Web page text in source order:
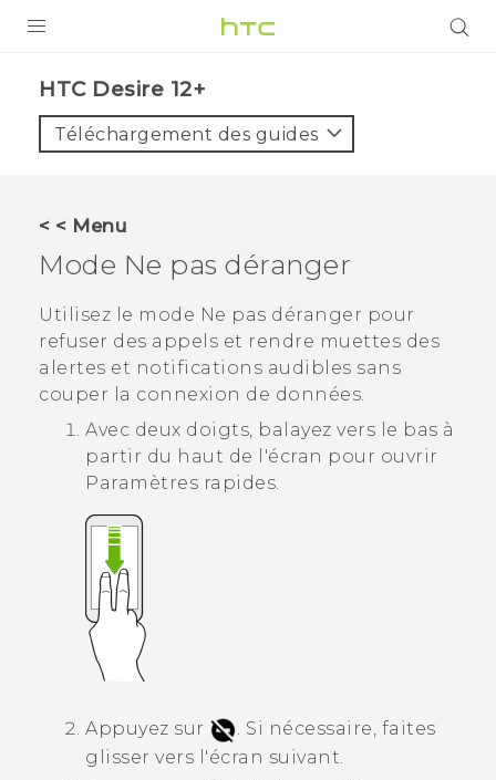
VIVE
ASSISTANCE
Appareils HTC & Accessoires
Connexion
HTC Desire 12+‎
Téléchargement des guides
< < Menu
Mode Ne pas déranger
Utilisez le mode Ne pas déranger pour
refuser des appels et rendre muettes des
alertes et notifications audibles sans
couper la connexion de données.
Avec deux doigts, balayez vers le bas à
partir du haut de l'écran pour ouvrir
Paramètres rapides.
Appuyez sur . Si nécessaire, faites
glisser vers l'écran suivant.